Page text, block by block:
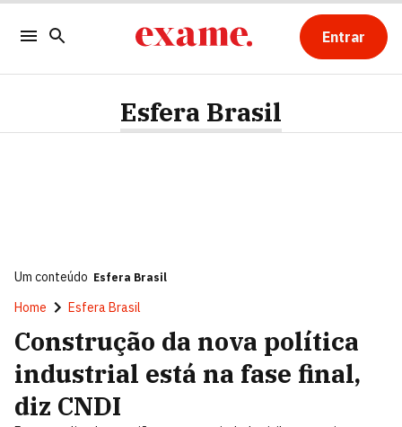
Entrar
Esfera Brasil
Um conteúdo Esfera Brasil
Home Esfera Brasil
Construção da nova política
industrial está na fase final,
diz CNDI